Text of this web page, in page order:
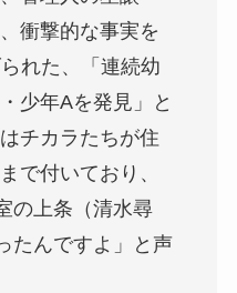
衝撃的な事実を
れた、「連続幼
少年Aを発見」と
チカラたちが住
で付いており、
の上条（清水尋
たんですよ」と声